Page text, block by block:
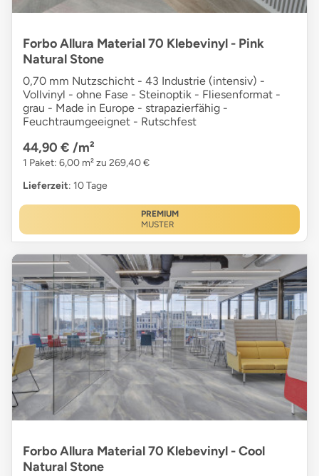
Forbo Allura Material 70 Klebevinyl - Pink
Natural Stone
0,70 mm Nutzschicht - 43 Industrie (intensiv) -
Vollvinyl - ohne Fase - Steinoptik - Fliesenformat -
grau - Made in Europe - strapazierfähig -
Feuchtraumgeeignet - Rutschfest
44,90 € /m²
1 Paket: 6,00 m² zu 269,40 €
Lieferzeit: 10 Tage
PREMIUM
MUSTER
Forbo Allura Material 70 Klebevinyl - Cool
Natural Stone